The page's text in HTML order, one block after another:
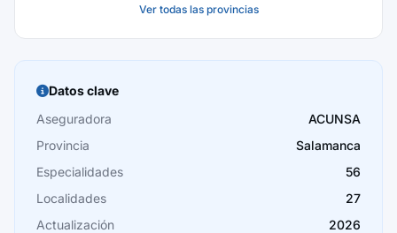
Burgos
Cáceres
Cádiz
Cantabria
Castellón
Ver todas las provincias
Datos clave
Aseguradora
ACUNSA
Provincia
Salamanca
Especialidades
56
Localidades
27
Actualización
2026